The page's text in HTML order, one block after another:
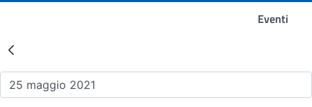
Eventi
Risultati della Ricerca -